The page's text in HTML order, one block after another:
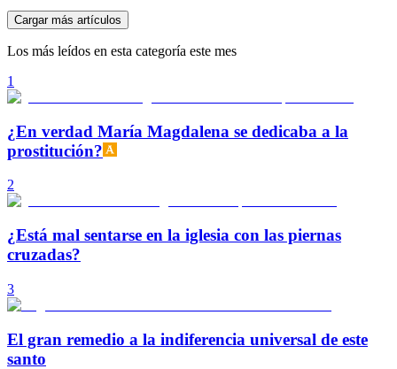
Cargar más artículos
Los más leídos en esta categoría este mes
1
¿En verdad María Magdalena se dedicaba a la
prostitución?
2
¿Está mal sentarse en la iglesia con las piernas
cruzadas?
3
El gran remedio a la indiferencia universal de este
santo